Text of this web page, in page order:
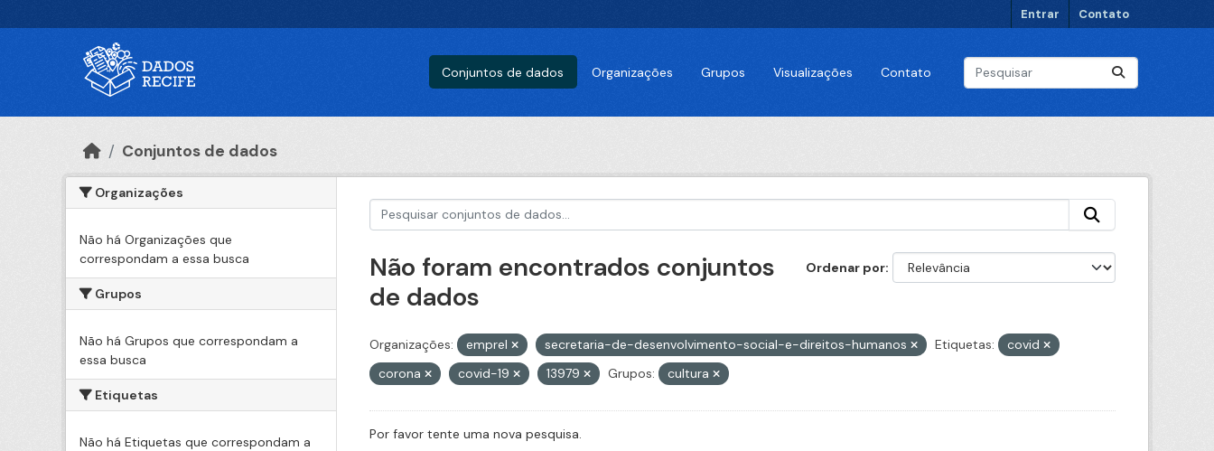
Entrar Contato
Conjuntos de dados Organizações Grupos Visualizações Contato
Conjuntos de dados
Organizações
Não há Organizações que
correspondam a essa busca
Grupos
Não há Grupos que correspondam a
essa busca
Etiquetas
Não há Etiquetas que correspondam a
Ordenar por
Não foram encontrados conjuntos
de dados
Organizações: emprel secretaria-de-desenvolvimento-social-e-direitos-humanos Etiquetas:
covid
corona
covid-19 13979 Grupos: cultura
Por favor tente uma nova pesquisa.